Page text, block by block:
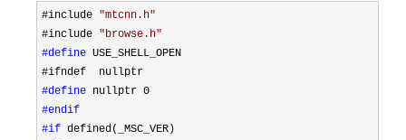
#include "mtcnn.h"
#include " browse.h"
#define USE_SHELL_OPEN
#define
#endif
#if